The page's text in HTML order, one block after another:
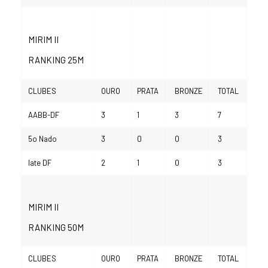
MIRIM II
RANKING 25M
CLUBES OURO PRATA BRONZE TOTAL
AABB-DF 3 1 3 7
5o Nado 3 0 0 3
Iate DF 2 1 0 3
MIRIM II
RANKING 50M
CLUBES OURO PRATA BRONZE TOTAL